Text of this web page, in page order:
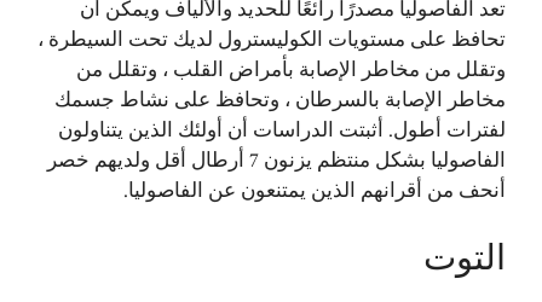
تعد الفاصوليا مصدرًا رائعًا للحديد والألياف ويمكن أن
تحافظ على مستويات الكوليسترول لديك تحت السيطرة ،
وتقلل من مخاطر الإصابة بأمراض القلب ، وتقلل من
مخاطر الإصابة بالسرطان ، وتحافظ على نشاط جسمك
لفترات أطول. أثبتت الدراسات أن أولئك الذين يتناولون
الفاصوليا بشكل منتظم يزنون 7 أرطال أقل ولديهم خصر
أنحف من أقرانهم الذين يمتنعون عن الفاصوليا.
التوت